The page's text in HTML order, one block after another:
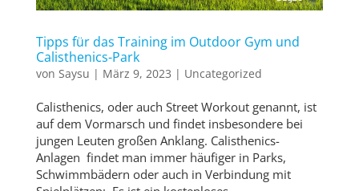
Tipps für das Training im Outdoor Gym und
Calisthenics-Park
von Saysu | März 9, 2023 | Uncategorized
Calisthenics, oder auch Street Workout genannt, ist
auf dem Vormarsch und findet insbesondere bei
jungen Leuten großen Anklang. Calisthenics-
Anlagen findet man immer häufiger in Parks,
Schwimmbädern oder auch in Verbindung mit